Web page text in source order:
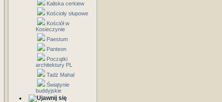
Kaliska cerkiew
Kościoły słupowe
Kościół w
Kosieczynie
Paestum
Panteon
Początki
architektury PL
Tadż Mahal
Świątynie
buddyjskie